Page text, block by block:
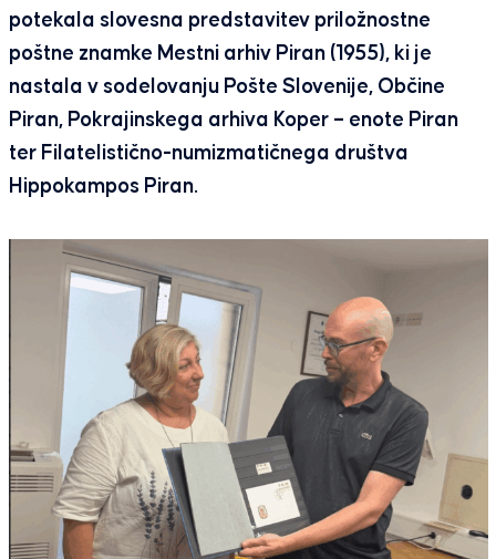
potekala slovesna predstavitev priložnostne
poštne znamke Mestni arhiv Piran (1955), ki je
nastala v sodelovanju Pošte Slovenije, Občine
Piran, Pokrajinskega arhiva Koper – enote Piran
ter Filatelistično-numizmatičnega društva
Hippokampos Piran.